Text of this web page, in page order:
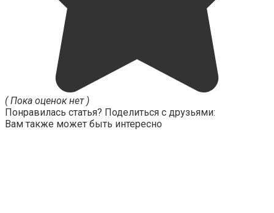
( Пока оценок нет )
Понравилась статья? Поделиться с друзьями:
Вам также может быть интересно